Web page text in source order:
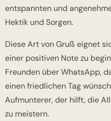
entspannten und
Hektik und Sorgen.
Diese Art von Gruß eignet
einer positiven Note zu
Freunden über WhatsApp,
einen friedlichen Tag
Aufmunterer, der hilft, die
zu meistern.